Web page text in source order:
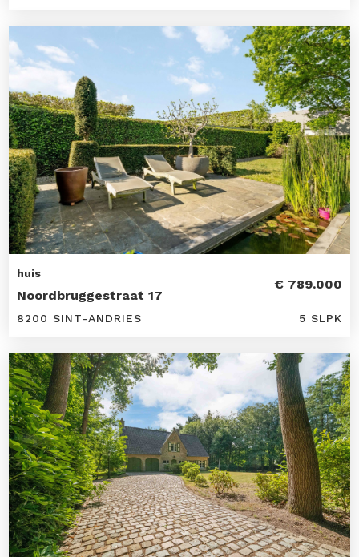
huis
Noordbruggestraat 17
€ 789.000
8200 SINT-ANDRIES 5 SLPK